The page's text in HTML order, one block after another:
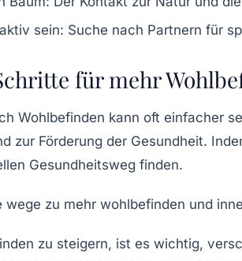
sein: Suche nach Partnern für
für mehr
Wohlbefinden kann oft einfacher
zur Förderung der Gesundheit.
Gesundheitsweg finden.
zu steigern, ist es wichtig,